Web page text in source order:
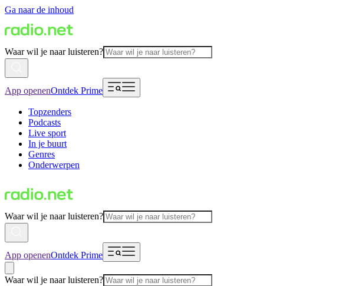
Ga naar de inhoud
Waar wil je naar luisteren?
App openenOntdek Prime
Topzenders
Podcasts
Live sport
In je buurt
Genres
Onderwerpen
Waar wil je naar luisteren?
App openenOntdek Prime
Waar wil je naar luisteren?